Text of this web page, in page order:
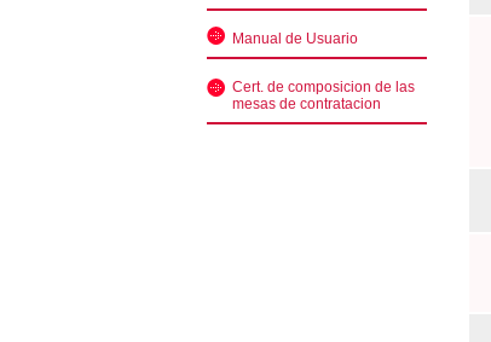
Manual de Usuario
Cert. de composicion de las
mesas de contratacion